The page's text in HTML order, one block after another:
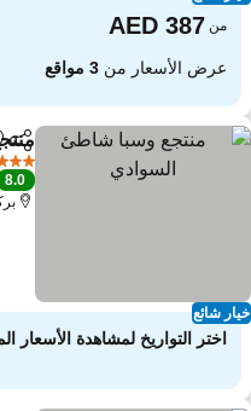
من
عرض الأسعار من3 مواقع
شائع
8.0
اختر التواريخ لمشاهدة الأسعار